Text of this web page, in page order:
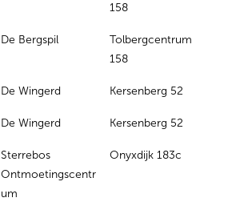
158
De Bergspil
Tolbergcentrum
158
De Wingerd Kersenberg 52
De Wingerd Kersenberg 52
Sterrebos
Ontmoetingscentr
um
Onyxdijk 183c